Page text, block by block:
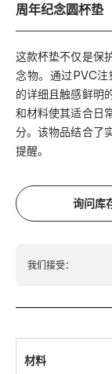
周年纪念圆杯垫
这款杯垫不仅是保
念物。通过PVC注
的详细且触感鲜明
和材料使其适合日
分。该物品结合了
提醒。
询问库
我们接受：
材料